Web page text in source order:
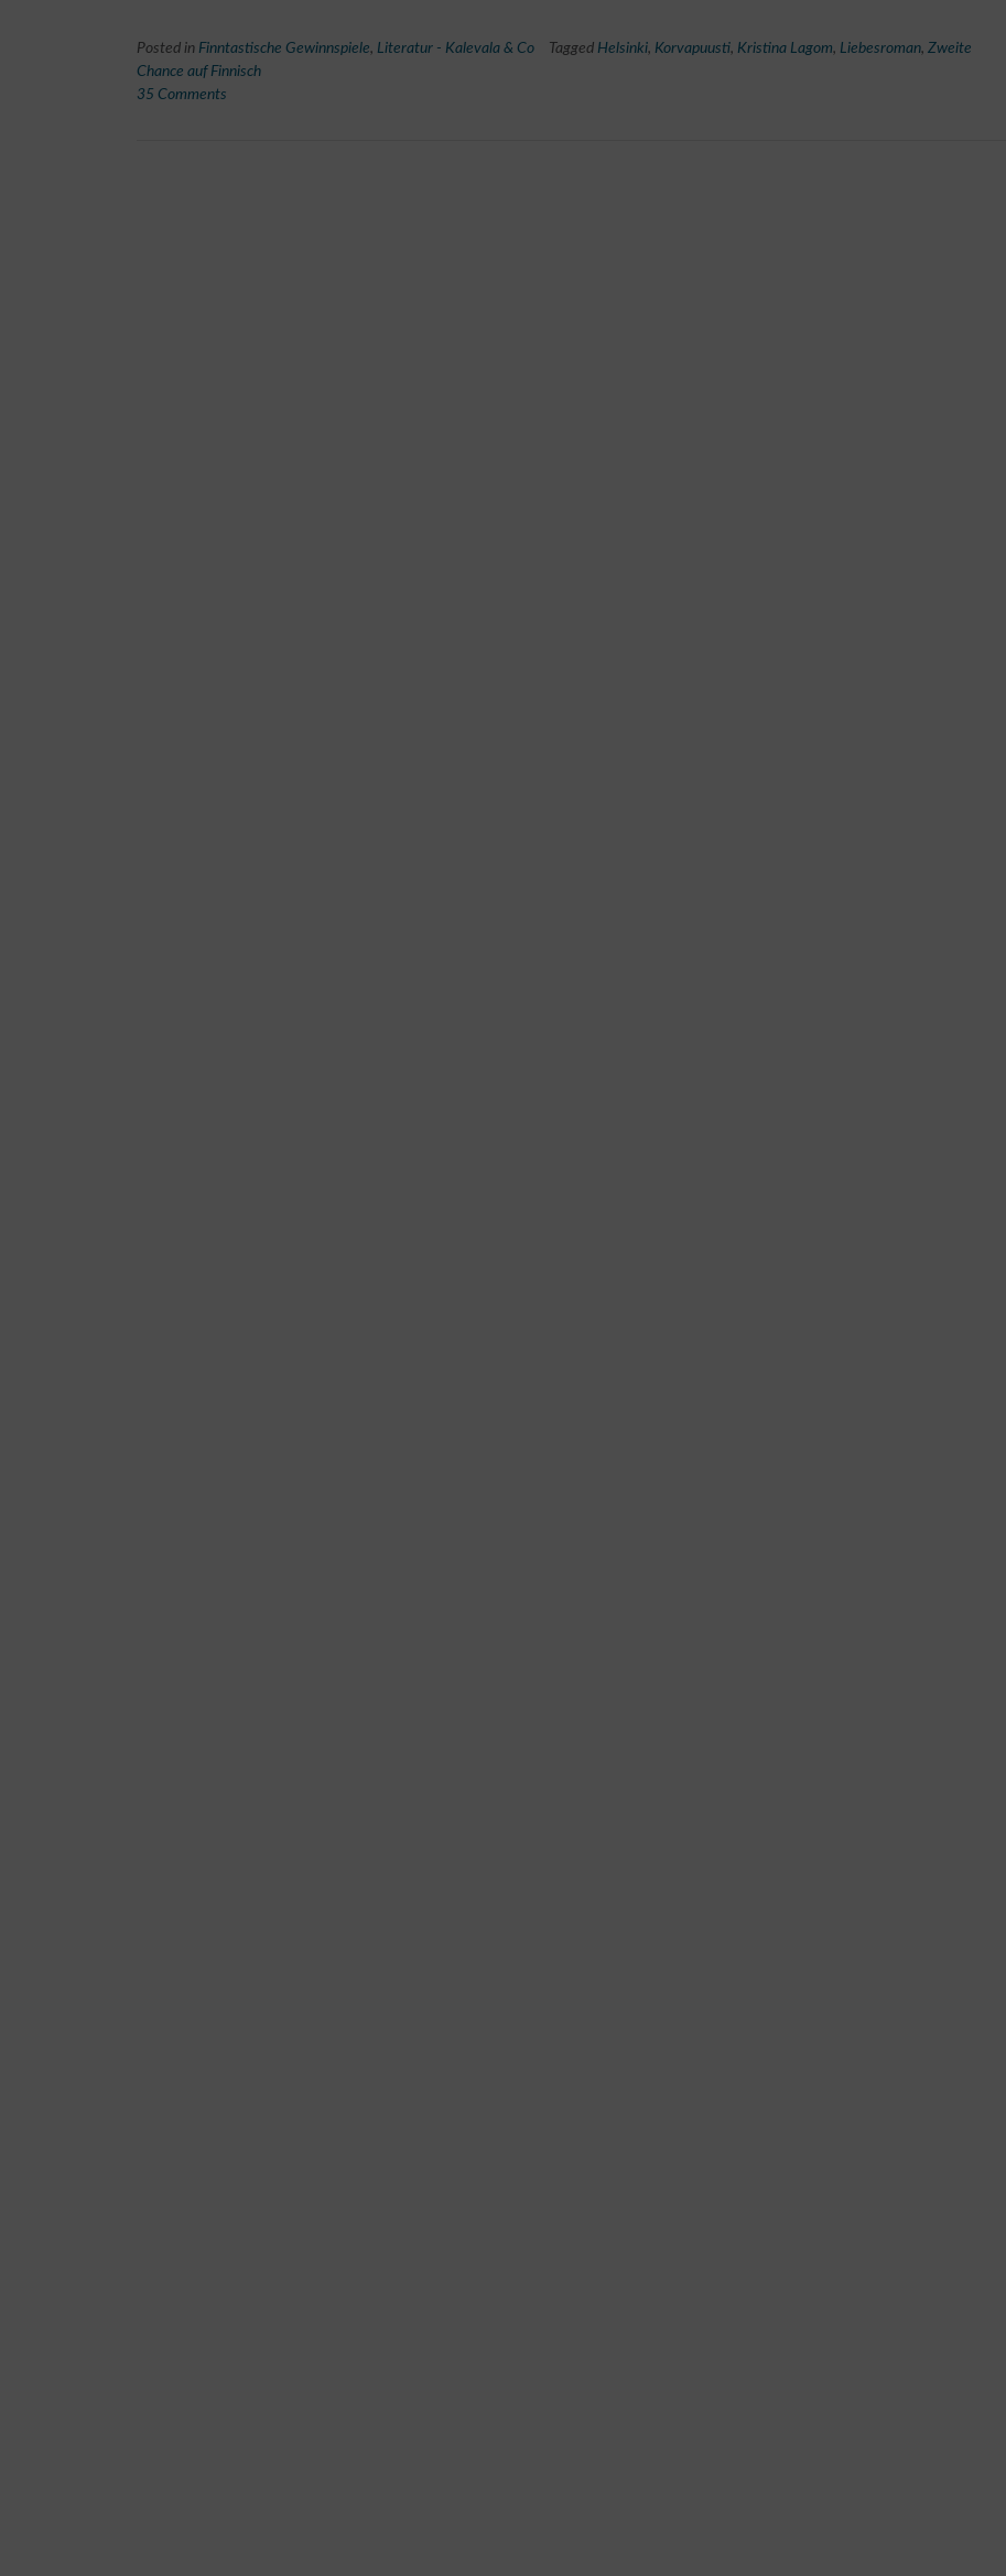
Posted in Finntastische Gewinnspiele, Literatur - Kalevala & Co Tagged Helsinki, Korvapuusti, Kristina Lagom, Liebesroman, Zweite
Chance auf Finnisch
35 Comments